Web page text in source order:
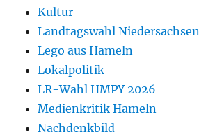
Kultur
Landtagswahl Niedersachsen
Lego aus Hameln
Lokalpolitik
LR-Wahl HMPY 2026
Medienkritik Hameln
Nachdenkbild